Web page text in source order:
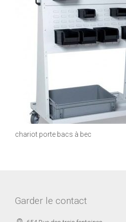
chariot porte bacs à bec
Garder le contact